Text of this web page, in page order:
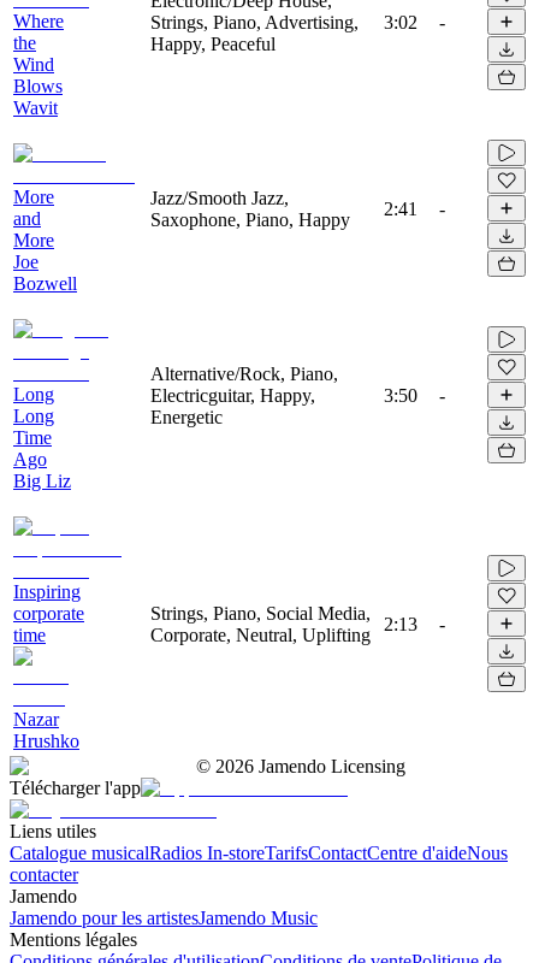
Where
the
Wind
Blows
Wavit
Strings, Piano, Advertising,
Happy, Peaceful
3:02 -
More
and
More
Joe
Bozwell
Jazz/Smooth Jazz,
Saxophone, Piano, Happy
2:41 -
Long
Long
Time
Ago
Big Liz
Alternative/Rock, Piano,
Electricguitar, Happy,
Energetic
3:50 -
Inspiring
corporate
time
Nazar
Hrushko
Strings, Piano, Social Media,
Corporate, Neutral, Uplifting
2:13 -
© 2026 Jamendo Licensing
Télécharger l'app
Liens utiles
Catalogue musicalRadios In-storeTarifsContactCentre d'aideNous
contacter
Jamendo
Jamendo pour les artistesJamendo Music
Mentions légales